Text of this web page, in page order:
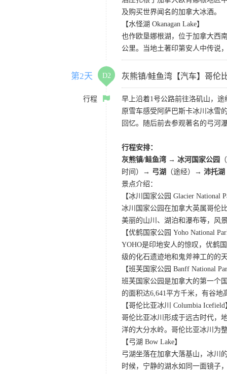
及购买世界闻名的加拿大冰酒。
【水怪湖 Okanagan Lake】
也作欧垦娜根湖，位于加拿大西
公里。当地土著印第安人中传说
第2天 D2 灰熊镇/鲑鱼湾【汽车】哥伦
行程
早上沿着1号公路前往洛矶山，
原雪车感受阿萨巴斯卡冰川冰雪
回忆。随后前去参观著名的弓河
行程安排：
灰熊镇/鲑鱼湾 → 冰河国家公园
时间）
→ 弓湖 （途经）→ 沛托湖
景点介绍：
【冰川国家公园 Glacier National
冰川国家公园在加拿大英属哥伦
美丽的山川、湖泊和瀑布等，风
【优鹤国家公园 Yoho National
YOHO是印地安人的惊叹，优鹤
级的化石遗迹地和鬼斧神工的的
【班芙国家公园 Banff National
班芙国家公园是加拿大的第一个
的面积达6,641平方千米，有谷
【哥伦比亚冰川 Columbia Icefield
哥伦比亚冰川形成于远古时代，
洋的大分水岭。哥伦比亚冰川为
【弓湖 Bow Lake】
弓湖坐落在加拿大落基山，冰川
时候，宁静的湖水如同一面镜子